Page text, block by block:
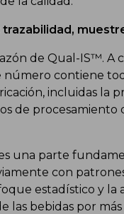
de Qual-IS™. A
número contiene
incluidas la
de
una parte
con
estadístico y la
las bebidas por